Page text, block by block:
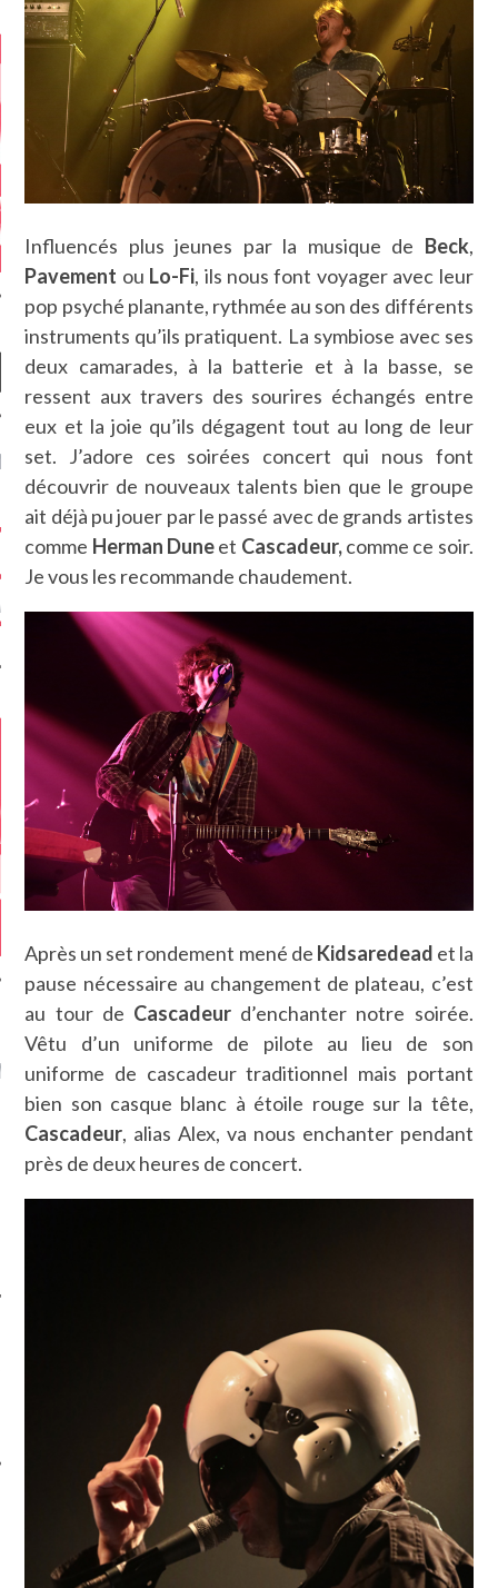
CRITIQUES
7.6
DUDE’S REV...
5.4
CLAN – A BE...
6.8
– HEL...
KARMA –
ANNIVERSAIRE
Influencés plus jeunes par la musique de Beck,
Pavement ou Lo-Fi, ils nous font voyager avec leur
pop psyché planante, rythmée au son des différents
instruments qu’ils pratiquent. La symbiose avec ses
deux camarades, à la batterie et à la basse, se
ressent aux travers des sourires échangés entre
eux et la joie qu’ils dégagent tout au long de leur
set. J’adore ces soirées concert qui nous font
découvrir de nouveaux talents bien que le groupe
ait déjà pu jouer par le passé avec de grands artistes
comme Herman Duneet Cascadeur,comme ce soir.
Je vous les recommande chaudement.
Après un set rondement mené de Kidsaredead et la
pause nécessaire au changement de plateau, c’est
au tour de Cascadeur d’enchanter notre soirée.
Vêtu d’un uniforme de pilote au lieu de son
uniforme de cascadeur traditionnel mais portant
bien son casque blanc à étoile rouge sur la tête,
Cascadeur, alias Alex, va nous enchanter pendant
près de deux heures de concert.